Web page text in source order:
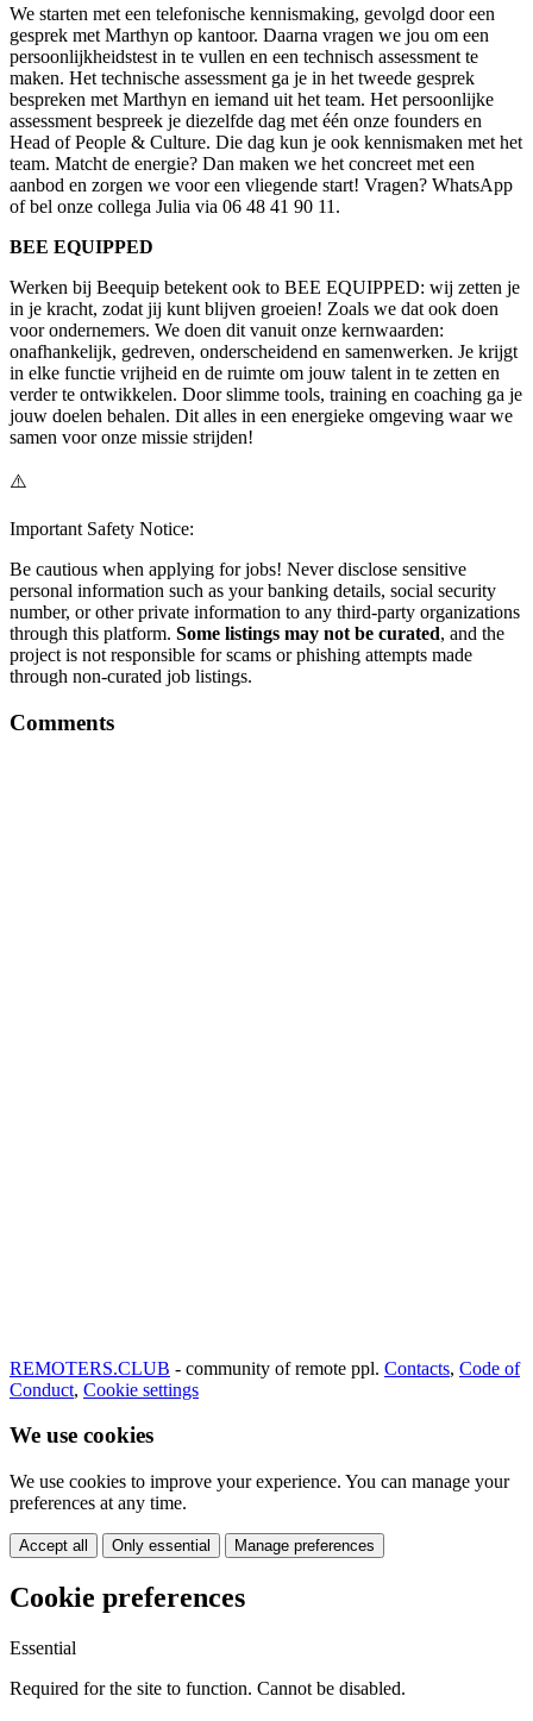
We starten met een telefonische kennismaking, gevolgd door een
gesprek met Marthyn op kantoor. Daarna vragen we jou om een
persoonlijkheidstest in te vullen en een technisch assessment te
maken. Het technische assessment ga je in het tweede gesprek
bespreken met Marthyn en iemand uit het team. Het persoonlijke
assessment bespreek je diezelfde dag met één onze founders en
Head of People & Culture. Die dag kun je ook kennismaken met het
team. Matcht de energie? Dan maken we het concreet met een
aanbod en zorgen we voor een vliegende start! Vragen? WhatsApp
of bel onze collega Julia via 06 48 41 90 11.
BEE EQUIPPED
Werken bij Beequip betekent ook to BEE EQUIPPED: wij zetten je
in je kracht, zodat jij kunt blijven groeien! Zoals we dat ook doen
voor ondernemers. We doen dit vanuit onze kernwaarden:
onafhankelijk, gedreven, onderscheidend en samenwerken. Je krijgt
in elke functie vrijheid en de ruimte om jouw talent in te zetten en
verder te ontwikkelen. Door slimme tools, training en coaching ga je
jouw doelen behalen. Dit alles in een energieke omgeving waar we
samen voor onze missie strijden!
⚠️
Important Safety Notice:
Be cautious when applying for jobs! Never disclose sensitive
personal information such as your banking details, social security
number, or other private information to any third-party organizations
through this platform. Some listings may not be curated, and the
project is not responsible for scams or phishing attempts made
through non-curated job listings.
Comments
REMOTERS.CLUB - community of remote ppl. Contacts, Code of
Conduct, Cookie settings
We use cookies
We use cookies to improve your experience. You can manage your
preferences at any time.
Accept all Only essential Manage preferences
Cookie preferences
Essential
Required for the site to function. Cannot be disabled.